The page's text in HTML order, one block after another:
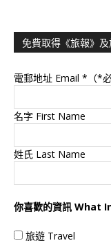
免費取得《旅報》及
電郵地址 Email *（*必
名字 First Name
姓氏 Last Name
你喜歡的資訊 What
旅遊 Travel